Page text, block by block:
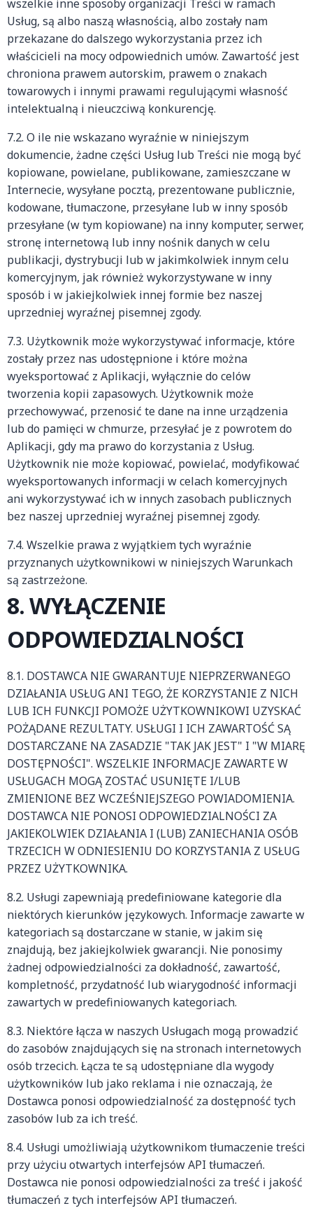
wszelkie inne sposoby organizacji Treści w ramach
Usług, są albo naszą własnością, albo zostały nam
przekazane do dalszego wykorzystania przez ich
właścicieli na mocy odpowiednich umów. Zawartość jest
chroniona prawem autorskim, prawem o znakach
towarowych i innymi prawami regulującymi własność
intelektualną i nieuczciwą konkurencję.
7.2. O ile nie wskazano wyraźnie w niniejszym
dokumencie, żadne części Usług lub Treści nie mogą być
kopiowane, powielane, publikowane, zamieszczane w
Internecie, wysyłane pocztą, prezentowane publicznie,
kodowane, tłumaczone, przesyłane lub w inny sposób
przesyłane (w tym kopiowane) na inny komputer, serwer,
stronę internetową lub inny nośnik danych w celu
publikacji, dystrybucji lub w jakimkolwiek innym celu
komercyjnym, jak również wykorzystywane w inny
sposób i w jakiejkolwiek innej formie bez naszej
uprzedniej wyraźnej pisemnej zgody.
7.3. Użytkownik może wykorzystywać informacje, które
zostały przez nas udostępnione i które można
wyeksportować z Aplikacji, wyłącznie do celów
tworzenia kopii zapasowych. Użytkownik może
przechowywać, przenosić te dane na inne urządzenia
lub do pamięci w chmurze, przesyłać je z powrotem do
Aplikacji, gdy ma prawo do korzystania z Usług.
Użytkownik nie może kopiować, powielać, modyfikować
wyeksportowanych informacji w celach komercyjnych
ani wykorzystywać ich w innych zasobach publicznych
bez naszej uprzedniej wyraźnej pisemnej zgody.
7.4. Wszelkie prawa z wyjątkiem tych wyraźnie
przyznanych użytkownikowi w niniejszych Warunkach
są zastrzeżone.
8. WYŁĄCZENIE
ODPOWIEDZIALNOŚCI
8.1. DOSTAWCA NIE GWARANTUJE NIEPRZERWANEGO
DZIAŁANIA USŁUG ANI TEGO, ŻE KORZYSTANIE Z NICH
LUB ICH FUNKCJI POMOŻE UŻYTKOWNIKOWI UZYSKAĆ
POŻĄDANE REZULTATY. USŁUGI I ICH ZAWARTOŚĆ SĄ
DOSTARCZANE NA ZASADZIE "TAK JAK JEST" I "W MIARĘ
DOSTĘPNOŚCI". WSZELKIE INFORMACJE ZAWARTE W
USŁUGACH MOGĄ ZOSTAĆ USUNIĘTE I/LUB
ZMIENIONE BEZ WCZEŚNIEJSZEGO POWIADOMIENIA.
DOSTAWCA NIE PONOSI ODPOWIEDZIALNOŚCI ZA
JAKIEKOLWIEK DZIAŁANIA I (LUB) ZANIECHANIA OSÓB
TRZECICH W ODNIESIENIU DO KORZYSTANIA Z USŁUG
PRZEZ UŻYTKOWNIKA.
8.2. Usługi zapewniają predefiniowane kategorie dla
niektórych kierunków językowych. Informacje zawarte w
kategoriach są dostarczane w stanie, w jakim się
znajdują, bez jakiejkolwiek gwarancji. Nie ponosimy
żadnej odpowiedzialności za dokładność, zawartość,
kompletność, przydatność lub wiarygodność informacji
zawartych w predefiniowanych kategoriach.
8.3. Niektóre łącza w naszych Usługach mogą prowadzić
do zasobów znajdujących się na stronach internetowych
osób trzecich. Łącza te są udostępniane dla wygody
użytkowników lub jako reklama i nie oznaczają, że
Dostawca ponosi odpowiedzialność za dostępność tych
zasobów lub za ich treść.
8.4. Usługi umożliwiają użytkownikom tłumaczenie treści
przy użyciu otwartych interfejsów API tłumaczeń.
Dostawca nie ponosi odpowiedzialności za treść i jakość
tłumaczeń z tych interfejsów API tłumaczeń.